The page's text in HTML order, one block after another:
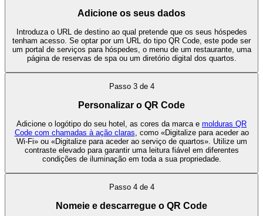
Adicione os seus dados
Introduza o URL de destino ao qual pretende que os seus hóspedes
tenham acesso. Se optar por um URL do tipo QR Code, este pode ser
um portal de serviços para hóspedes, o menu de um restaurante, uma
página de reservas de spa ou um diretório digital dos quartos.
Passo 3 de 4
Personalizar o QR Code
Adicione o logótipo do seu hotel, as cores da marca e molduras QR
Code com chamadas à ação claras, como «Digitalize para aceder ao
Wi-Fi» ou «Digitalize para aceder ao serviço de quartos». Utilize um
contraste elevado para garantir uma leitura fiável em diferentes
condições de iluminação em toda a sua propriedade.
Passo 4 de 4
Nomeie e descarregue o QR Code